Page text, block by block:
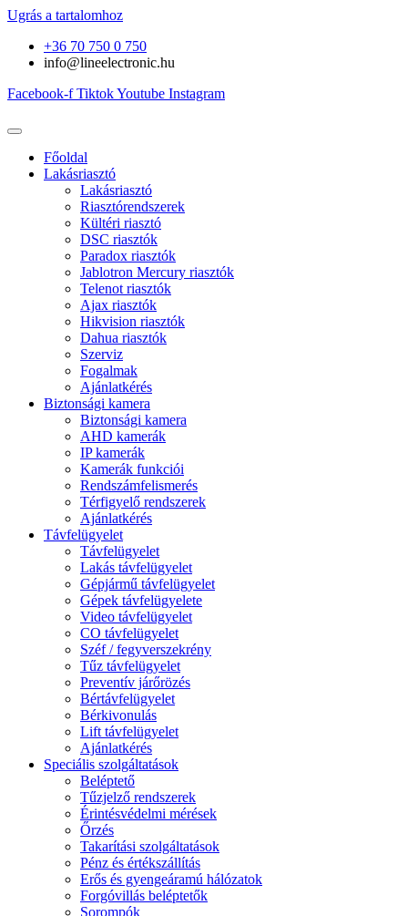
Ugrás a tartalomhoz
+36 70 750 0 750
info@lineelectronic.hu
Facebook-f TiktokYoutube Instagram
Főoldal
Lakásriasztó
Lakásriasztó
Riasztórendszerek
Kültéri riasztó
DSC riasztók
Paradox riasztók
Jablotron Mercury riasztók
Telenot riasztók
Ajax riasztók
Hikvision riasztók
Dahua riasztók
Szerviz
Fogalmak
Ajánlatkérés
Biztonsági kamera
Biztonsági kamera
AHD kamerák
IP kamerák
Kamerák funkciói
Rendszámfelismerés
Térfigyelő rendszerek
Ajánlatkérés
Távfelügyelet
Távfelügyelet
Lakás távfelügyelet
Gépjármű távfelügyelet
Gépek távfelügyelete
Video távfelügyelet
CO távfelügyelet
Széf / fegyverszekrény
Tűz távfelügyelet
Preventív járőrözés
Bértávfelügyelet
Bérkivonulás
Lift távfelügyelet
Ajánlatkérés
Speciális szolgáltatások
Beléptető
Tűzjelző rendszerek
Érintésvédelmi mérések
Őrzés
Takarítási szolgáltatások
Pénz és értékszállítás
Erős és gyengeáramú hálózatok
Forgóvillás beléptetők
Sorompók